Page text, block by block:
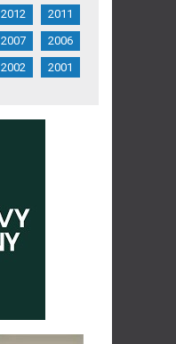
2012
2011
2007
2006
2002 2001